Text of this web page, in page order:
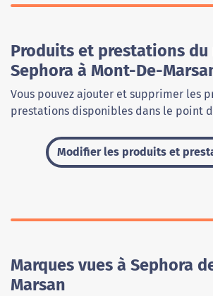
Produits et prestations du
Sephora à Mont-De-
Vous pouvez ajouter et supprimer les
prestations disponibles dans le point
Modifier les produits et
Marques vues à Sephora
Marsan